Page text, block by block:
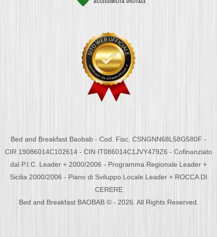
Bed and Breakfast Baobab - Cod. Fisc. CSNGNN68L58G580F -
CIR 19086014C102614 - CIN IT086014C1JVY479Z6 - Cofinanziato
dal P.I.C. Leader + 2000/2006 - Programma Regionale Leader +
Sicilia 2000/2006 - Piano di Sviluppo Locale Leader + ROCCA DI
CERERE
Bed and Breakfast BAOBAB © - 2026. All Rights Reserved.